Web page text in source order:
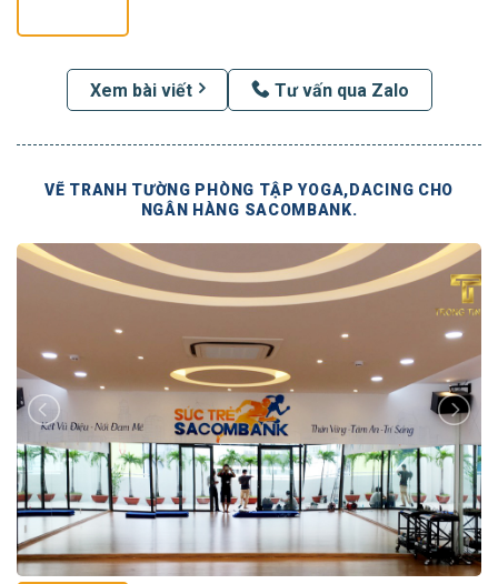
Xem bài viết Tư vấn qua Zalo
VẼ TRANH TƯỜNG PHÒNG TẬP YOGA,DACING CHO
NGÂN HÀNG SACOMBANK.